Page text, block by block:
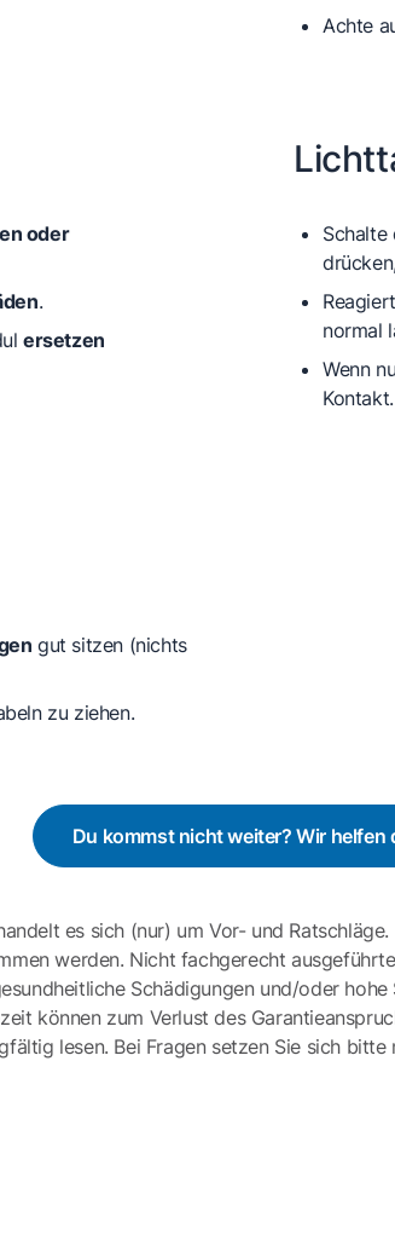
Achte
oder
.
ersetzen
Schalte
normal
Wenn
Kontakt.
gut sitzen (nichts
zu ziehen.
Du kommst nicht weiter? Wir helfen
es sich (nur) um Vor- und
werden. Nicht fachgerecht
Schädigungen und/oder
können zum Verlust des
lesen. Bei Fragen setzen Sie sich